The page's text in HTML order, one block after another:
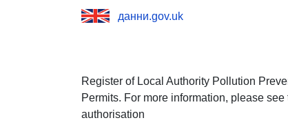
данни.gov.uk
Register of Local Authority Pollution
Permits. For more information, please
authorisation